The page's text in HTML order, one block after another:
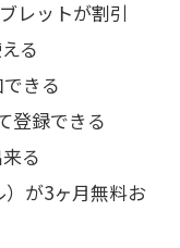
レットが割引
る
きる
登録できる
る
が3ヶ月無料お